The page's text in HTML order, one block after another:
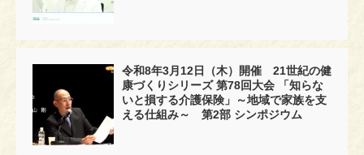
令和8年3月12日（木）開催 21世紀の健
康づくりシリーズ 第78回大会 「知らな
いと損する介護保険」～地域で家族を支
える仕組み～ 第2部 シンポジウム